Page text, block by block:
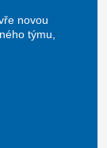
novou
týmu,